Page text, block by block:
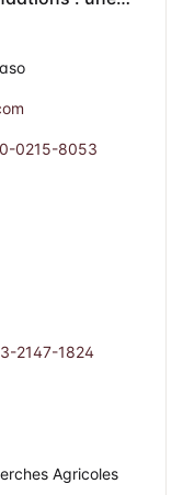
du primaire à
0215-8053
2147-1824
Agricoles